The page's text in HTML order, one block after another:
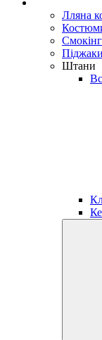
Лляна
Піджаки
Штани